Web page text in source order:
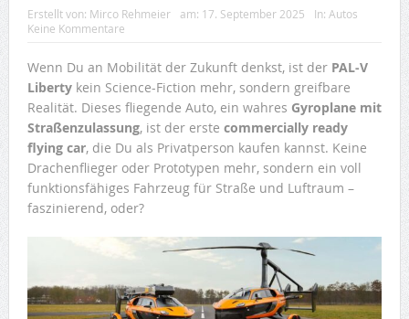
Erstellt von: Mirco Rehmeier am: 17. September 2025 In: Autos
Keine Kommentare
Wenn Du an Mobilität der Zukunft denkst, ist der PAL‑V
Libertykein Science-Fiction mehr, sondern greifbare
Realität. Dieses fliegende Auto, ein wahres Gyroplane mit
Straßenzulassung, ist der erste commercially ready
flying car, die Du als Privatperson kaufen kannst. Keine
Drachenflieger oder Prototypen mehr, sondern ein voll
funktionsfähiges Fahrzeug für Straße und Luftraum –
faszinierend, oder?